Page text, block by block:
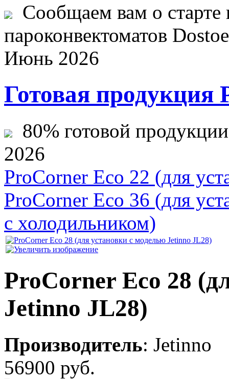
Сообщаем вам о старте
пароконвектоматов
Июнь 2026
Готовая продукция
80% готовой
2026
ProCorner Eco 22 (для
ProCorner Eco 36 (для
с холодильником)
ProCorner Eco 28
Jetinno JL28)
Производитель: Jetinno
56900 руб.